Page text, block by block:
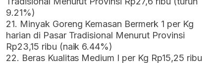
9.21%)
21. Minyak Goreng Kemasan Bermerk 1 per Kg
harian di Pasar Tradisional Menurut Provinsi
Rp23,15 ribu (naik 6.44%)
22. Beras Kualitas Medium I per Kg Rp15,25 ribu